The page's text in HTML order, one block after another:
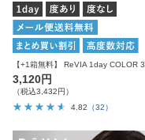
3,120円
（税込3,432円）
4.82 （32）